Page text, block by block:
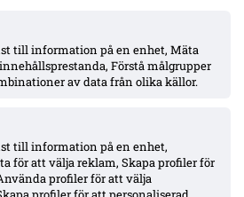
till information på en enhet, Mäta
Förstå målgrupper
av data från olika källor.
till information på en enhet,
för att välja reklam, Skapa profiler för
profiler för att välja